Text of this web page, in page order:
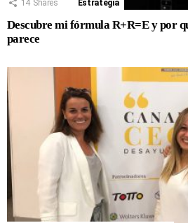
14 Shares Estrategia
Descubre mi fórmula R+R=E y por
parece